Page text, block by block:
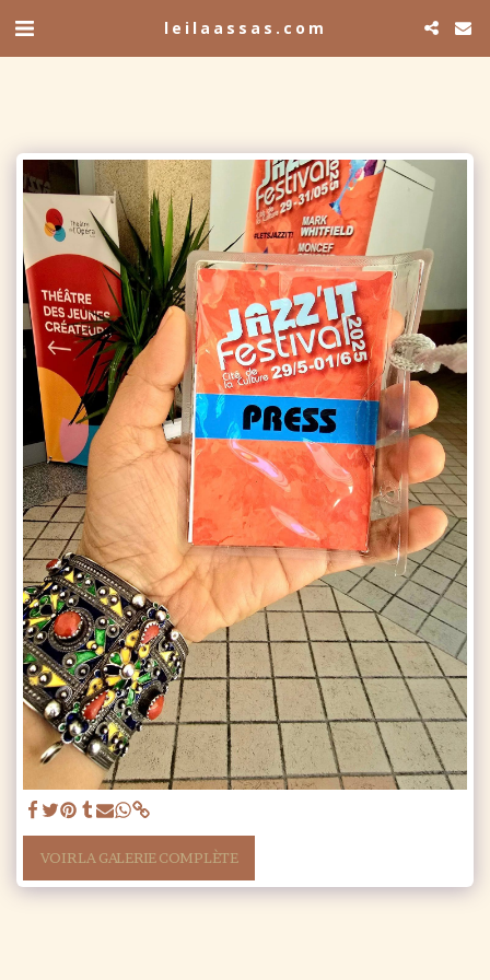
leilaassas.com
VOIR LA GALERIE COMPLÈTE